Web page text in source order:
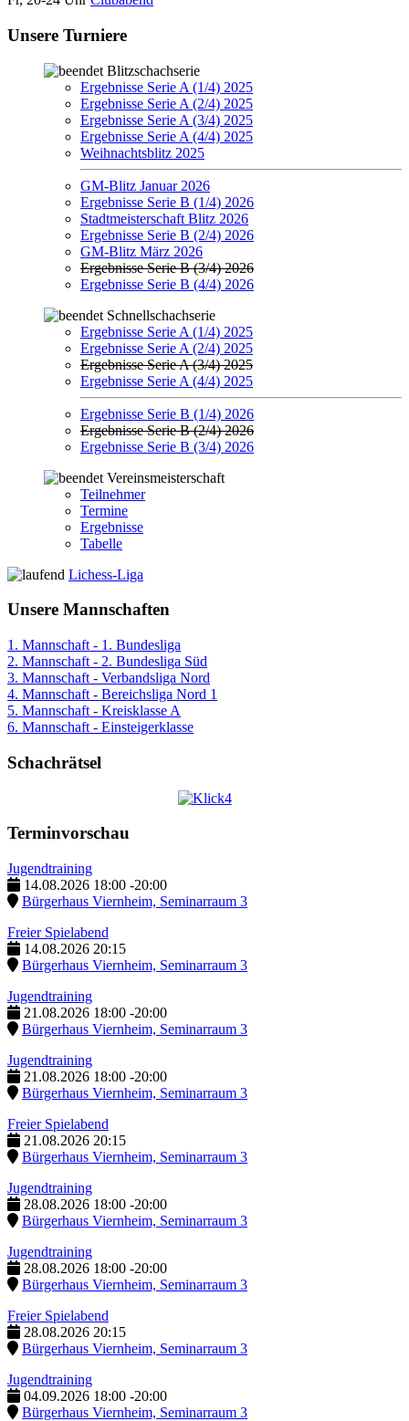
Unsere Turniere
Blitzschachserie
Ergebnisse Serie A (1/4) 2025
Ergebnisse Serie A (2/4) 2025
Ergebnisse Serie A (3/4) 2025
Ergebnisse Serie A (4/4) 2025
Weihnachtsblitz 2025
GM-Blitz Januar 2026
Ergebnisse Serie B (1/4) 2026
Stadtmeisterschaft Blitz 2026
Ergebnisse Serie B (2/4) 2026
GM-Blitz März 2026
Ergebnisse Serie B (3/4) 2026
Ergebnisse Serie B (4/4) 2026
Schnellschachserie
Ergebnisse Serie A (1/4) 2025
Ergebnisse Serie A (2/4) 2025
Ergebnisse Serie A (3/4) 2025
Ergebnisse Serie A (4/4) 2025
Ergebnisse Serie B (1/4) 2026
Ergebnisse Serie B (2/4) 2026
Ergebnisse Serie B (3/4) 2026
Vereinsmeisterschaft
Teilnehmer
Termine
Ergebnisse
Tabelle
Lichess-Liga
Unsere Mannschaften
1. Mannschaft - 1. Bundesliga
2. Mannschaft - 2. Bundesliga Süd
3. Mannschaft - Verbandsliga Nord
4. Mannschaft - Bereichsliga Nord 1
5. Mannschaft - Kreisklasse A
6. Mannschaft - Einsteigerklasse
Schachrätsel
Terminvorschau
Jugendtraining
14.08.2026 18:00 -20:00
Bürgerhaus Viernheim, Seminarraum 3
Freier Spielabend
14.08.2026 20:15
Bürgerhaus Viernheim, Seminarraum 3
Jugendtraining
21.08.2026 18:00 -20:00
Bürgerhaus Viernheim, Seminarraum 3
Jugendtraining
21.08.2026 18:00 -20:00
Bürgerhaus Viernheim, Seminarraum 3
Freier Spielabend
21.08.2026 20:15
Bürgerhaus Viernheim, Seminarraum 3
Jugendtraining
28.08.2026 18:00 -20:00
Bürgerhaus Viernheim, Seminarraum 3
Jugendtraining
28.08.2026 18:00 -20:00
Bürgerhaus Viernheim, Seminarraum 3
Freier Spielabend
28.08.2026 20:15
Bürgerhaus Viernheim, Seminarraum 3
Jugendtraining
04.09.2026 18:00 -20:00
Bürgerhaus Viernheim, Seminarraum 3